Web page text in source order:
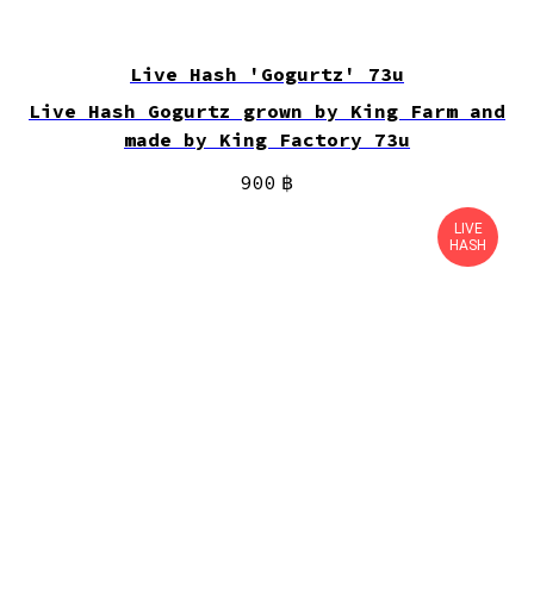
Live Hash 'Gogurtz' 73u
Live Hash Gogurtz grown by King Farm and
made by King Factory 73u
900 ฿
LIVE
HASH